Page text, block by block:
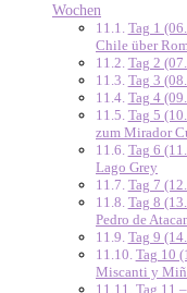
Wochen
Tag 1
Chile über
Tag 2
Tag 3
Tag 4
Tag 5
zum Mirador
Tag 6
Lago Grey
Tag 7
Tag 8
Pedro de
Tag 9
Tag 10
Miscanti y
Tag 11